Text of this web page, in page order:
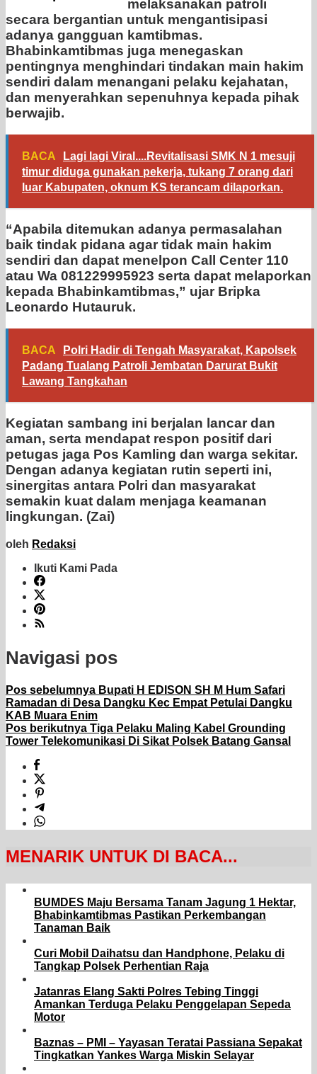
melaksanakan patroli
secara bergantian untuk mengantisipasi
adanya gangguan kamtibmas.
Bhabinkamtibmas juga menegaskan
pentingnya menghindari tindakan main hakim
sendiri dalam menangani pelaku kejahatan,
dan menyerahkan sepenuhnya kepada pihak
berwajib.
BACA
Lagi lagi Viral....Revitalisasi SMK N 1 mesuji
timur diduga gunakan pekerja, tukang 7 orang dari
luar Kabupaten, oknum KS terancam dilaporkan.
“Apabila ditemukan adanya permasalahan
baik tindak pidana agar tidak main hakim
sendiri dan dapat menelpon Call Center 110
atau Wa 081229995923 serta dapat melaporkan
kepada Bhabinkamtibmas,” ujar Bripka
Leonardo Hutauruk.
BACA
Polri Hadir di Tengah Masyarakat, Kapolsek
Padang Tualang Patroli Jembatan Darurat Bukit
Lawang Tangkahan
Kegiatan sambang ini berjalan lancar dan
aman, serta mendapat respon positif dari
petugas jaga Pos Kamling dan warga sekitar.
Dengan adanya kegiatan rutin seperti ini,
sinergitas antara Polri dan masyarakat
semakin kuat dalam menjaga keamanan
lingkungan. (Zai)
oleh Redaksi
Ikuti Kami Pada
Navigasi pos
Pos sebelumnya Bupati H EDISON SH M Hum Safari
Ramadan di Desa Dangku Kec Empat Petulai Dangku
KAB Muara Enim
Pos berikutnya Tiga Pelaku Maling Kabel Grounding
Tower Telekomunikasi Di Sikat Polsek Batang Gansal
MENARIK UNTUK DI BACA...
BUMDES Maju Bersama Tanam Jagung 1 Hektar,
Bhabinkamtibmas Pastikan Perkembangan
Tanaman Baik
Curi Mobil Daihatsu dan Handphone, Pelaku di
Tangkap Polsek Perhentian Raja
Jatanras Elang Sakti Polres Tebing Tinggi
Amankan Terduga Pelaku Penggelapan Sepeda
Motor
Baznas – PMI – Yayasan Teratai Passiana Sepakat
Tingkatkan Yankes Warga Miskin Selayar